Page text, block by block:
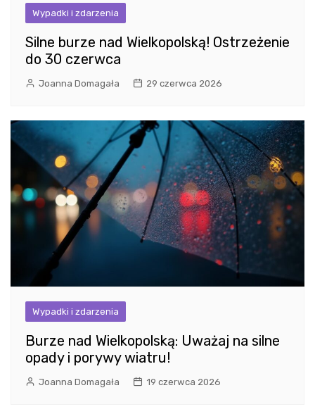
Wypadki i zdarzenia
Silne burze nad Wielkopolską! Ostrzeżenie
do 30 czerwca
Joanna Domagała 29 czerwca 2026
Wypadki i zdarzenia
Burze nad Wielkopolską: Uważaj na silne
opady i porywy wiatru!
Joanna Domagała 19 czerwca 2026